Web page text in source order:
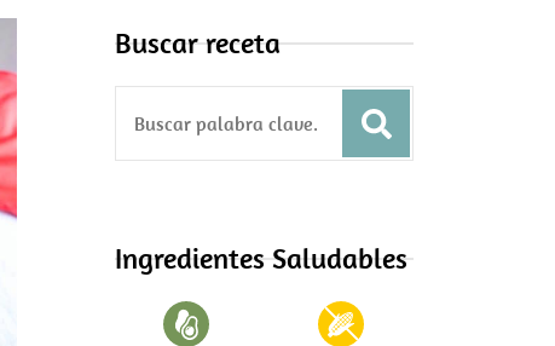
Buscar receta
c
Ingredientes Saludables